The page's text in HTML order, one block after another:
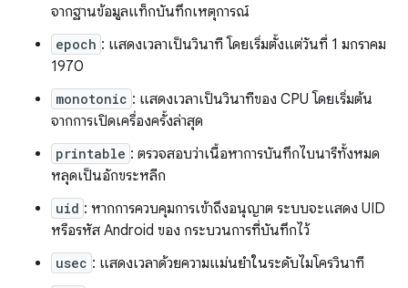
จากฐานข้อมูลแท็กบันทึกเหตุการณ์
epoch : แสดงเวลาเป็นวินาที โดยเริ่มตั้งแต่วันที่ 1 มกราคม
1970
monotonic : แสดงเวลาเป็นวินาทีของ CPU โดยเริ่มต้น
จากการเปิดเครื่องครั้งล่าสุด
printable : ตรวจสอบว่าเนื้อหาการบันทึกไบนารีทั้งหมด
หลุดเป็นอักขระหลีก
uid : หากการควบคุมการเข้าถึงอนุญาต ระบบจะแสดง UID
หรือรหัส Android ของ กระบวนการที่บันทึกไว้
usec : แสดงเวลาด้วยความแม่นยำในระดับไมโครวินาที